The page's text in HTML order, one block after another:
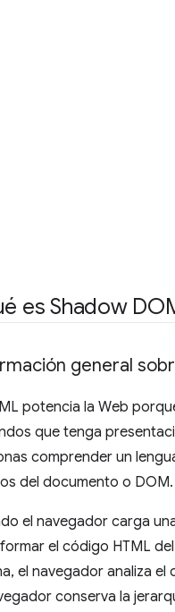
es Shadow
general
potencia la Web
que tenga
comprender un
del documento o DOM.
el navegador carga
el código HTML
el navegador analiza
conserva la